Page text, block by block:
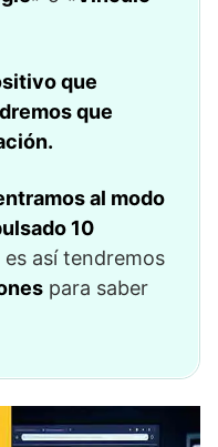
que
que
al modo
10
es así tendremos
para saber